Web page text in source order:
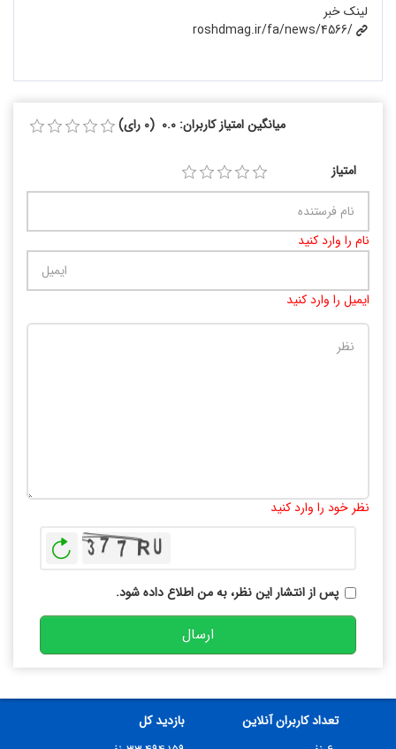
لینک خبر
roshdmag.ir/fa/news/4566/
میانگین امتیاز کاربران: 0.0 (0 رای)
امتیاز
نام را وارد کنید
ایمیل را وارد کنید
نظر خود را وارد کنید
پس از انتشار این نظر، به من اطلاع داده شود.
ارسال
تعداد کاربران آنلاین
بازدید کل